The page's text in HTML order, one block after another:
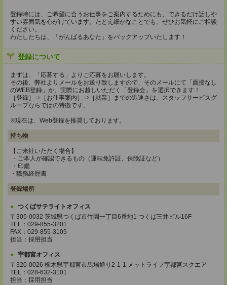
登録時には、ご希望に合うお仕事をご案内するためにも、できるだけ話しや
すい雰囲気を心がけています。たとえ細かなことでも、ぜひお気軽にご相談
ください。
わたしたちは、「がんばるあなた」をバックアップいたします！
登録について
まずは、「応募する」よりご応募をお願いします。
その後、弊社よりメールをお送り致しますので、そのメールにて「面接なし
のWEB登録」か、実際にお越しいただく「登録会」を選択できます！
［登録］⇒［お仕事案内］⇒［就業］までの迅速さは、スタッフサービスグ
ループならではの特徴です。
※現在は、Web登録を推奨しております。
持ち物
【ご来社いただく場合】
・ご本人が確認できるもの（運転免許証、保険証など）
・印鑑
・職務経歴書
登録場所
つくばサテライトオフィス
〒305-0032 茨城県つくば市竹園一丁目6番地1 つくば三井ビル16F
TEL：029-855-3201
FAX：029-855-3105
担当：採用担当
宇都宮オフィス
〒320-0026 栃木県宇都宮市馬場通り2-1-1 メットライフ宇都宮スクエア
TEL：028-632-3101
担当：採用担当